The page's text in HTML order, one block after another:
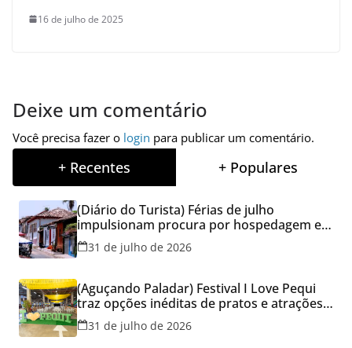
16 de julho de 2025
Deixe um comentário
Você precisa fazer o login para publicar um comentário.
+ Recentes + Populares
(Diário do Turista) Férias de julho
impulsionam procura por hospedagem em
Goiás e reforçam cuidados na hora de
reservar viagens
31 de julho de 2026
(Aguçando Paladar) Festival I Love Pequi
traz opções inéditas de pratos e atrações
gratuitas no fim de semana dos Pais em
Goiânia
31 de julho de 2026